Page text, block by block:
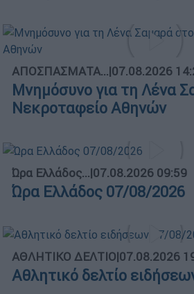
ΑΠΟΣΠΑΣΜΑΤΑ...|07.08.2026
Μνημόσυνο για τη Λένα
Νεκροταφείο Αθηνών
Ώρα Ελλάδος...|07.08.2026 09:59
Ώρα Ελλάδος 07/08/2026
ΑΘΛΗΤΙΚΟ ΔΕΛΤΙΟ|07.08.2026
Αθλητικό δελτίο